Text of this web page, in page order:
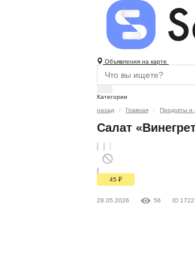
Объявления на карте
Категории
назад
Главная Продукты и
Салат
45 ₽
28.05.2026 56 ID